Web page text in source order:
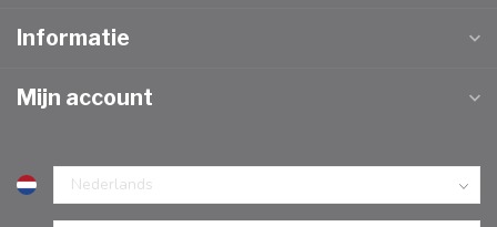
Informatie
Mijn account